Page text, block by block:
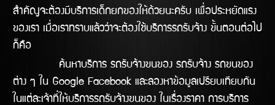
สำคัญจะต้องมีบริการเด็กยกของให้ด้วยนะครับ เพื่อประหยัดแรง
ของเรา เมื่อเราทราบแล้วว่าจะต้องใช้บริการรถรับจ้าง ขั้นตอนต่อไป
ก็คือ
ค้นหาบริการ รถรับจ้างขนของ รถรับจ้าง รถขนของ
ต่าง ๆ ใน Google Facebook และลองหาข้อมูลเปรียบเทียบกัน
ในแต่ละเจ้าที่ให้บริการรถรับจ้างขนของ ในเรื่องราคา การบริการ